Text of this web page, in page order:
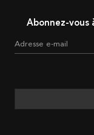
Abonnez-
Adresse e-mail